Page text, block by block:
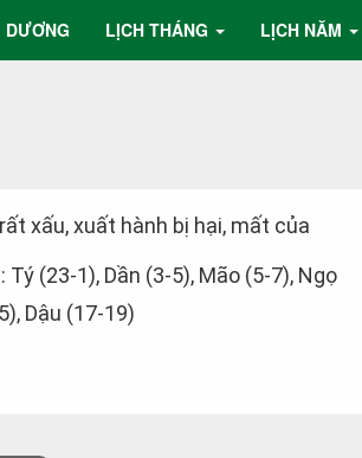
DƯƠNG LỊCH THÁNG LỊCH NĂM
xấu, xuất hành bị hại, mất của
: Tý (23-1), Dần (3-5), Mão (5-7), Ngọ
Dậu (17-19)